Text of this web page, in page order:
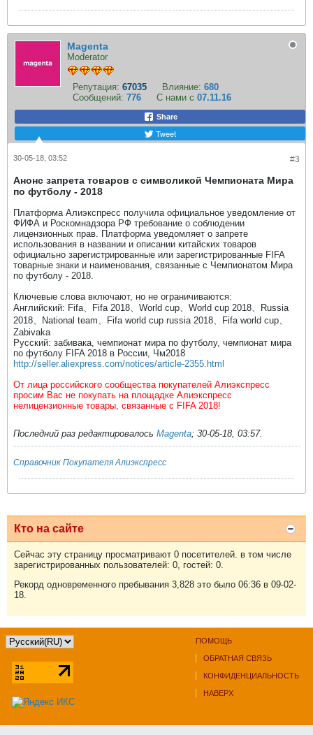
Magenta
Moderator
Репутация: 67035 Влияние: 680
Сообщений: 776 С нами с 07.11.16
Share
Tweet
#3
30-05-18, 03:52
Анонс запрета товаров с символикой Чемпионата Мира
по футболу - 2018
Платформа Алиэкспресс получила официальное уведомление от
ФИФА и Роскомнадзора РФ требование о соблюдении
лицензионных прав. Платформа уведомляет о запрете
использования в названии и описании китайских товаров
официально зарегистрированные или зарегистрированные FIFA
товарные знаки и наименования, связанные с Чемпионатом Мира
по футболу - 2018.
Ключевые слова включают, но не ограничиваются:
Английский: Fifa、Fifa 2018、World cup、World cup 2018、Russia
2018、National team、Fifa world cup russia 2018、Fifa world cup、
Zabivaka
Русский: забивака, чемпионат мира по футболу, чемпионат мира
по футболу FIFA 2018 в России, Чм2018
http://seller.aliexpress.com/notices/article-2355.html
От лица российского сообщества покупателей Алиэкспресс
просим Вас не покупать на площадке Алиэкспресс
нелицензионные товары, связанные с FIFA 2018!
Последний раз редактировалось Magenta; 30-05-18, 03:57.
Справочник Покупателя Алиэкспресс
Кто на сайте
Сейчас эту страницу просматривают 0 посетителей. в том числе
зарегистрированных пользователей: 0, гостей: 0.
Рекорд одновременного пребывания 3,828 это было 06:36 в 09-02-
18.
ПОМОЩЬ
ОБРАТНАЯ СВЯЗЬ
КОНФИДЕНЦИАЛЬНОСТЬ
НАВЕРХ